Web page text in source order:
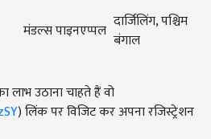
मंडल्स पाइनएप्पल दार्जिलिंग, पश्चिम
बंगाल
उठाना चाहते हैं वो
) लिंक पर विजिट कर अपना रजिस्ट्रेशन